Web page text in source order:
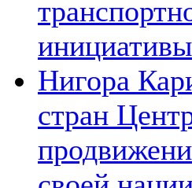
Нигора
стран